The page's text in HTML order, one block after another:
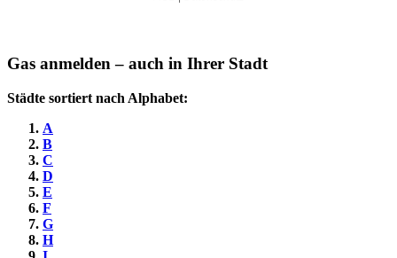
Gas anmelden – auch in Ihrer Stadt
Städte sortiert nach Alphabet:
A
B
C
D
E
F
G
H